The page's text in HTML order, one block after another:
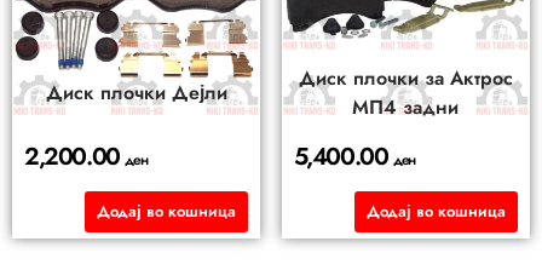
Диск плочки Дејли
2,200.00ден
Додај во кошница
Диск плочки за Актрос
МП4 задни
5,400.00 ден
Додај во кошница